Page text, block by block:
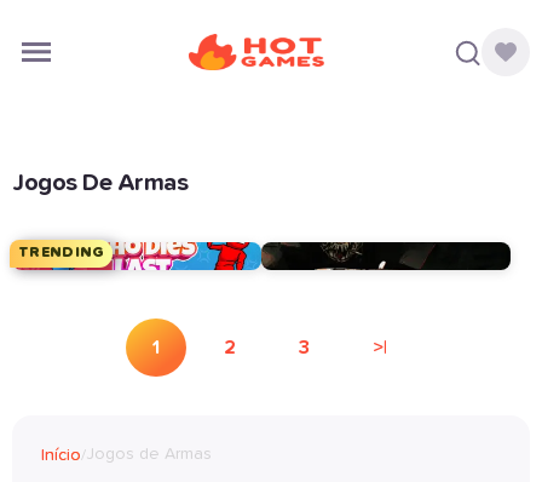
Jogos De Armas
TRENDING
1 2 3 >|
Início/Jogos de Armas